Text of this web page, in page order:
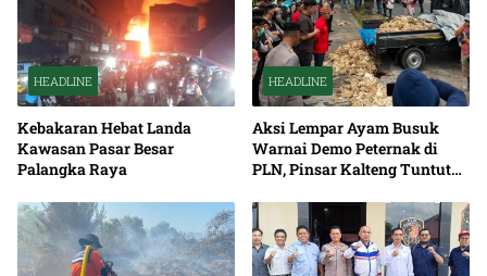
HEADLINE
Kebakaran Hebat Landa
Kawasan Pasar Besar
Palangka Raya
HEADLINE
Aksi Lempar Ayam Busuk
Warnai Demo Peternak di
PLN, Pinsar Kalteng Tuntut